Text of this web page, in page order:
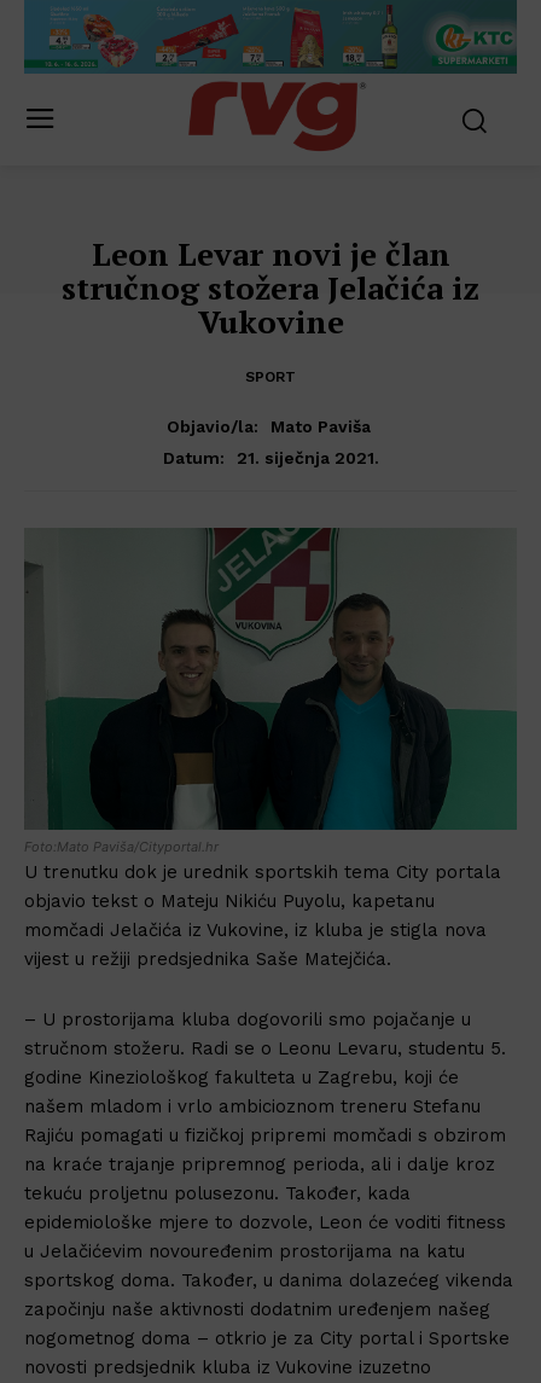
Leon Levar novi je član
stručnog stožera Jelačića iz
Vukovine
SPORT
Objavio/la:
Mato Paviša
Datum:
21. siječnja 2021.
Foto:Mato Paviša/Cityportal.hr
U trenutku dok je urednik sportskih tema City portala
objavio tekst o Mateju Nikiću Puyolu, kapetanu
momčadi Jelačića iz Vukovine, iz kluba je stigla nova
vijest u režiji predsjednika Saše Matejčića.
– U prostorijama kluba dogovorili smo pojačanje u
stručnom stožeru. Radi se o Leonu Levaru, studentu 5.
godine Kineziološkog fakulteta u Zagrebu, koji će
našem mladom i vrlo ambicioznom treneru Stefanu
Rajiću pomagati u fizičkoj pripremi momčadi s obzirom
na kraće trajanje pripremnog perioda, ali i dalje kroz
tekuću proljetnu polusezonu. Također, kada
epidemiološke mjere to dozvole, Leon će voditi fitness
u Jelačićevim novouređenim prostorijama na katu
sportskog doma. Također, u danima dolazećeg vikenda
započinju naše aktivnosti dodatnim uređenjem našeg
nogometnog doma – otkrio je za City portal i Sportske
novosti predsjednik kluba iz Vukovine izuzetno